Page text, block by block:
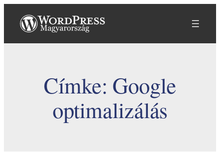
tartalomhoz
Címke: Google
optimalizálás